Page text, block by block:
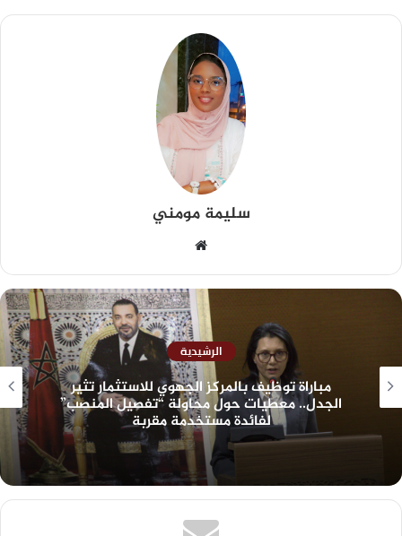
سليمة مومني
الرشيدية
مباراة توظيف بالمركز الجهوي للاستثمار تثير
الجدل.. معطيات حول محاولة “تفصيل المنصب”
لفائدة مستخدمة مقربة